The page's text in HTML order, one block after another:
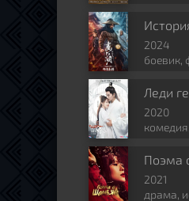
2024
боевик,
Леди
2020
Поэма
2021
драма,